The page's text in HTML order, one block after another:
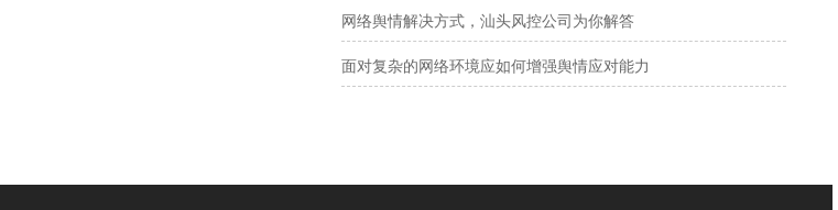
网络舆情解决方式，汕头风控公司为你解答
面对复杂的网络环境应如何增强舆情应对能力